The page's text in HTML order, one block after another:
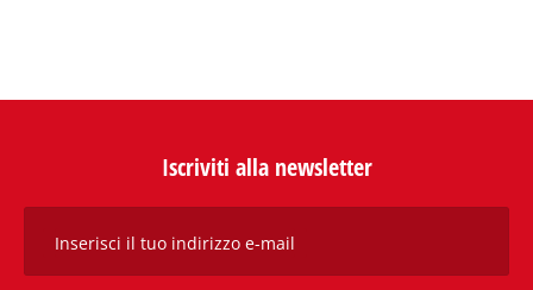
Iscriviti alla newsletter
Inserisci il tuo indirizzo e-mail